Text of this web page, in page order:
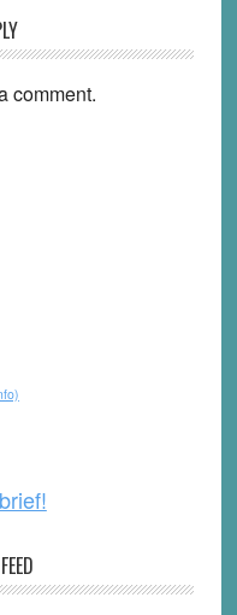
comment.